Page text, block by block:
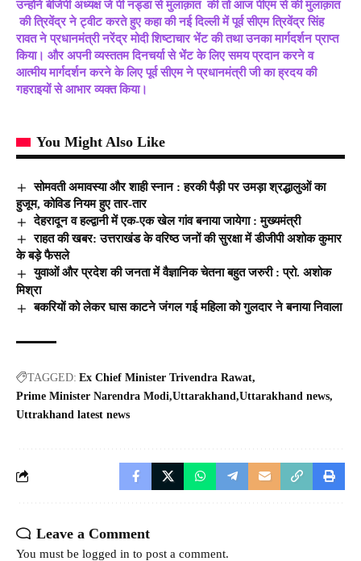
उन्होने बीजेपी अध्यक्ष जे पी नड्डा से मुलाक़ात की तो आज पीएम से की मुलाक़ात
की त्रिवेंद्र ने ट्वीट करते हुए कहा की नई दिल्ली में पूर्व सीएम त्रिवेंद्र सिंह
रावत ने प्रधानमंत्री नरेंद्र मोदी शिष्टाचार भेंट की तथा उनका मार्गदर्शन प्राप्त
किया। और अपनी व्यस्ततम दिनचर्या से भेंट के लिए समय प्रदान करने व
आत्मीय मार्गदर्शन करने के लिए पूर्व सीएम ने प्रधानमंत्री जी का ह्रदय की
गहराइयों से आभार व्यक्त किया।
You Might Also Like
सोमवती अमावस्या और शाही स्नान : हरकी पैड़ी पर उमड़ा श्रद्धालुओं का
हुजूम, कोविड नियम हुए तार-तार
देहरादून व हल्द्वानी में एक-एक खेल गांव बनाया जायेगा : मुख्यमंत्री
राहत की खबर: उत्तराखंड के वरिष्ठ जनों की सुरक्षा में डीजीपी अशोक कुमार
के बड़े फैसले
युवाओं और प्रदेश की जनता में वैज्ञानिक चेतना बहुत जरुरी : प्रो. अशोक
मिश्रा
बकरियों को लेकर घास काटने जंगल गई महिला को गुलदार ने बनाया निवाला
TAGGED: Ex Chief Minister Trivendra Rawat
Prime Minister Narendra Modi Uttarakhand Uttarakhand news
Uttrakhand latest news
Leave a Comment
You must be logged in to post a comment.